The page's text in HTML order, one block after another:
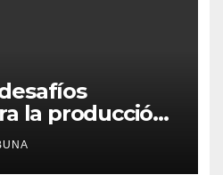
la producción